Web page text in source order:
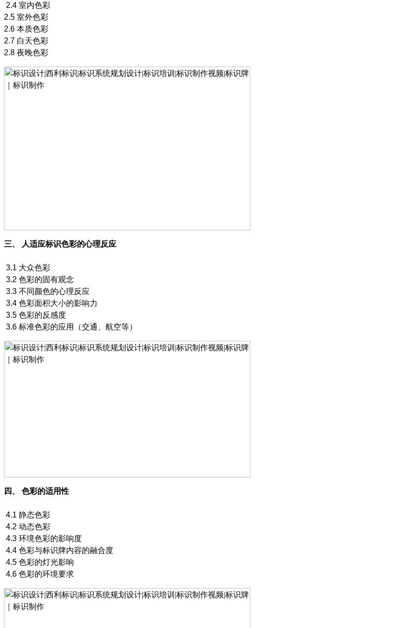
2.4 室内色彩
2.5 室外色彩
2.6 本质色彩
2.7 白天色彩
2.8 夜晚色彩
三、 人适应标识色彩的心理反应
3.1 大众色彩
3.2 色彩的固有观念
3.3 不同颜色的心理反应
3.4 色彩面积大小的影响力
3.5 色彩的反感度
3.6 标准色彩的应用（交通、航空等）
四、 色彩的适用性
4.1 静态色彩
4.2 动态色彩
4.3 环境色彩的影响度
4.4 色彩与标识牌内容的融合度
4.5 色彩的灯光影响
4.6 色彩的环境要求